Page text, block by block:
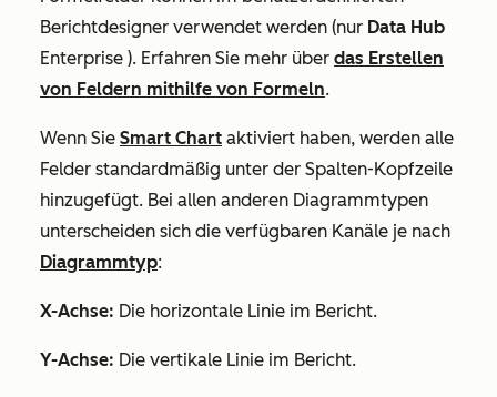
Berichtdesigner verwendet werden (nur Data Hub
Enterprise ). Erfahren Sie mehr über das Erstellen
von Feldern mithilfe von Formeln.
Wenn Sie Smart Chart aktiviert haben, werden alle
Felder standardmäßig unter der Spalten-Kopfzeile
hinzugefügt. Bei allen anderen Diagrammtypen
unterscheiden sich die verfügbaren Kanäle je nach
Diagrammtyp:
X-Achse: Die horizontale Linie im Bericht.
Y-Achse: Die vertikale Linie im Bericht.